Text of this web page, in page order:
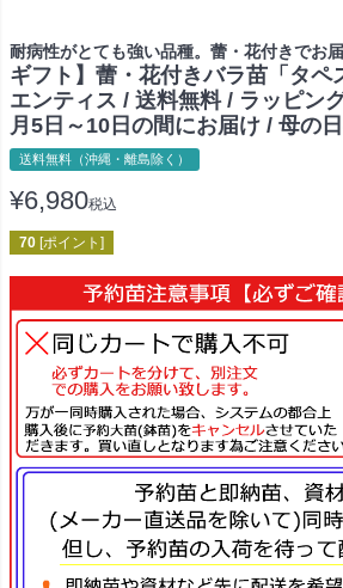
耐病性がとても強い品種。蕾・花付きでお届
ギフト】蕾・花付きバラ苗「タペ
エンティス / 送料無料 / ラッピン
月5日～10日の間にお届け / 母の
送料無料（沖縄・離島除く）
¥6,980税込
70 [ポイント]